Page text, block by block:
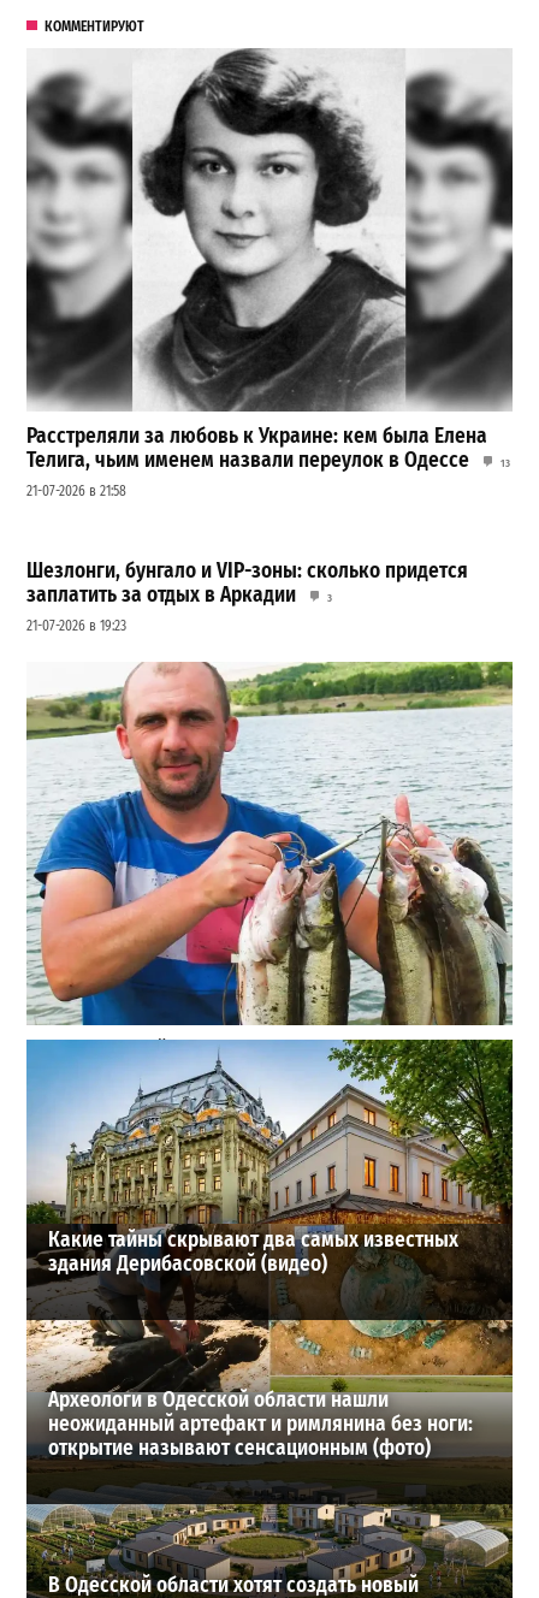
КОММЕНТИРУЮТ
Расстреляли за любовь к Украине: кем была Елена
Телига, чьим именем назвали переулок в Одессе
13
21-07-2026 в 21:58
Шезлонги, бунгало и VIP-зоны: сколько придется
заплатить за отдых в Аркадии
3
21-07-2026 в 19:23
Как в Одесской области отметили День рыбака:
большие трофеи, искренние эмоции и яркие фото
19-07-2026 в 15:19
ВИБОР РЕДАКЦИИ
Какие тайны скрывают два самых известных
здания Дерибасовской (видео)
Археологи в Одесской области нашли
неожиданный артефакт и римлянина без ноги:
открытие называют сенсационным (фото)
В Одесской области хотят создать новый